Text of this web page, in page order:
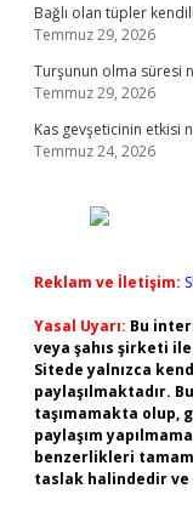
Bağlı olan tüpler
Temmuz 29, 2026
Turşunun olma süresi
Temmuz 29, 2026
Kas gevşeticinin etkisi
Temmuz 24, 2026
Reklam ve İletişim:
Yasal Uyarı: Bu
veya şahıs şirketi
Sitede yalnızca
paylaşılmaktadır.
taşımamakta olup,
paylaşım
benzerlikleri
taslak halindedir